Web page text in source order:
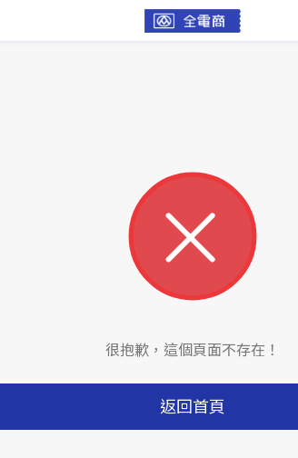
很抱歉，這個頁面不存在！
返回首頁